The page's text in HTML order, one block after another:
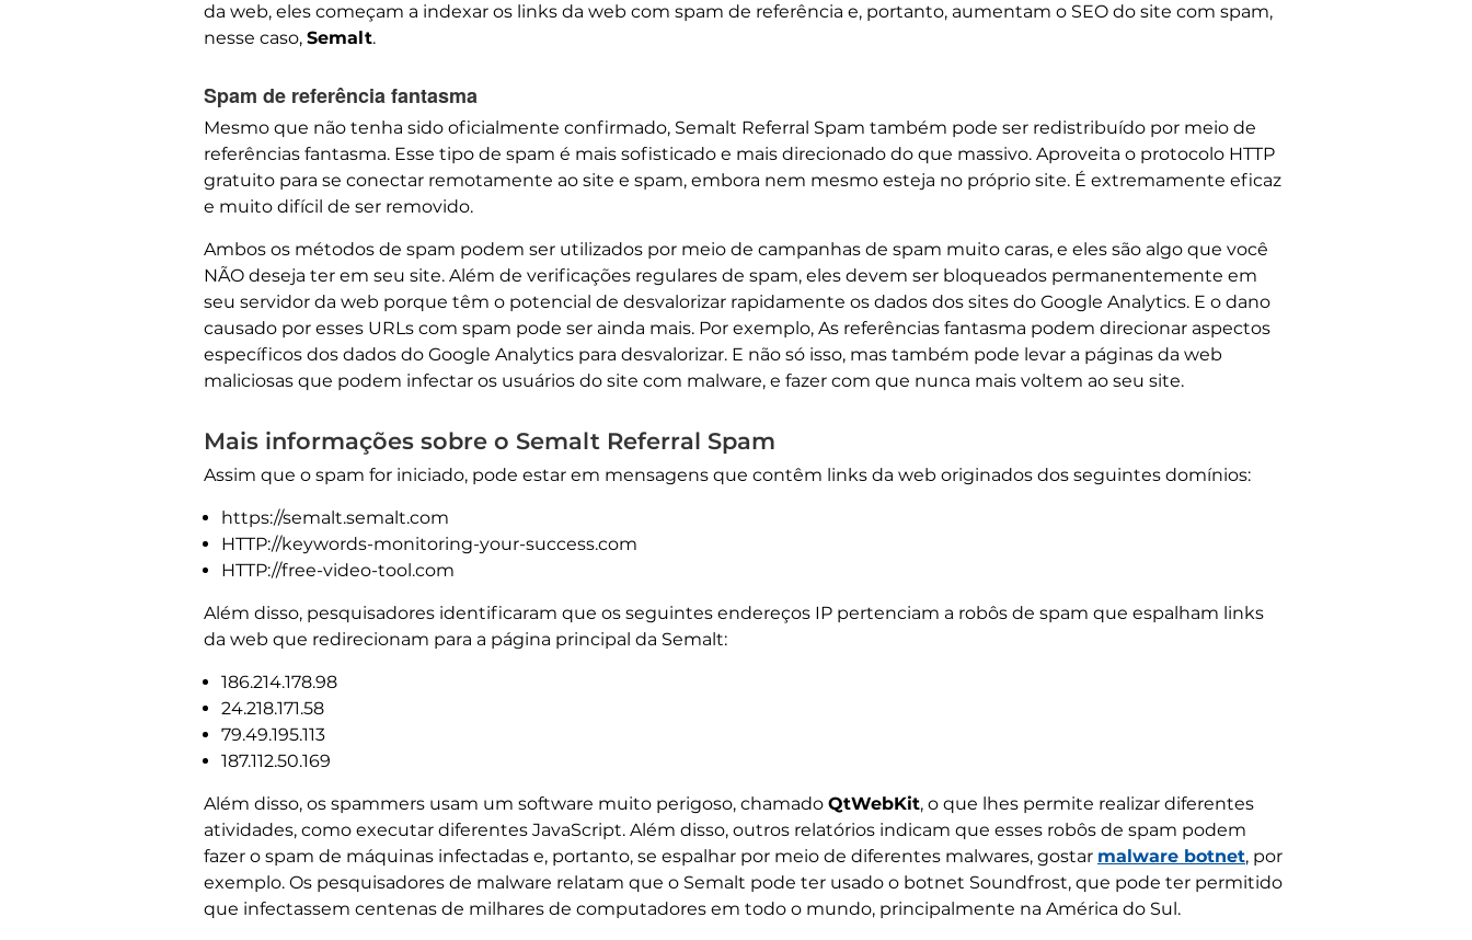
da web, eles começam a indexar os links da web com spam de referência e, portanto, aumentam o SEO do site com spam,
nesse caso, Semalt.
Spam de referência fantasma
Mesmo que não tenha sido oficialmente confirmado, Semalt Referral Spam também pode ser redistribuído por meio de
referências fantasma. Esse tipo de spam é mais sofisticado e mais direcionado do que massivo. Aproveita o protocolo HTTP
gratuito para se conectar remotamente ao site e spam, embora nem mesmo esteja no próprio site. É extremamente eficaz
e muito difícil de ser removido.
Ambos os métodos de spam podem ser utilizados por meio de campanhas de spam muito caras, e eles são algo que você
NÃO deseja ter em seu site. Além de verificações regulares de spam, eles devem ser bloqueados permanentemente em
seu servidor da web porque têm o potencial de desvalorizar rapidamente os dados dos sites do Google Analytics. E o dano
causado por esses URLs com spam pode ser ainda mais. Por exemplo, As referências fantasma podem direcionar aspectos
específicos dos dados do Google Analytics para desvalorizar. E não só isso, mas também pode levar a páginas da web
maliciosas que podem infectar os usuários do site com malware, e fazer com que nunca mais voltem ao seu site.
Mais informações sobre o Semalt Referral Spam
Assim que o spam for iniciado, pode estar em mensagens que contêm links da web originados dos seguintes domínios:
https://semalt.semalt.com
HTTP://keywords-monitoring-your-success.com
HTTP://free-video-tool.com
Além disso, pesquisadores identificaram que os seguintes endereços IP pertenciam a robôs de spam que espalham links
da web que redirecionam para a página principal da Semalt:
186.214.178.98
24.218.171.58
79.49.195.113
187.112.50.169
Além disso, os spammers usam um software muito perigoso, chamado QtWebKit, o que lhes permite realizar diferentes
atividades, como executar diferentes JavaScript. Além disso, outros relatórios indicam que esses robôs de spam podem
fazer o spam de máquinas infectadas e, portanto, se espalhar por meio de diferentes malwares, gostar malware botnet, por
exemplo. Os pesquisadores de malware relatam que o Semalt pode ter usado o botnet Soundfrost, que pode ter permitido
que infectassem centenas de milhares de computadores em todo o mundo, principalmente na América do Sul.